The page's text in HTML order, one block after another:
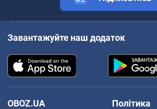
Завантажуйте наш додаток
OBOZ.UA
Політика